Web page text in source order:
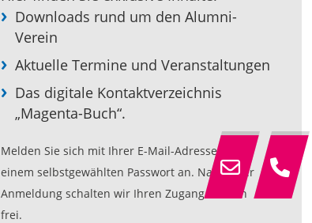
Downloads rund um den Alumni-
Verein
Aktuelle Termine und Veranstaltungen
Das digitale Kontaktverzeichnis
„Magenta-Buch“.
Melden Sie sich mit Ihrer E-Mail-Adresse und
einem selbstgewählten Passwort an. Nach Ihrer
Anmeldung schalten wir Ihren Zugang zeitnah
frei.